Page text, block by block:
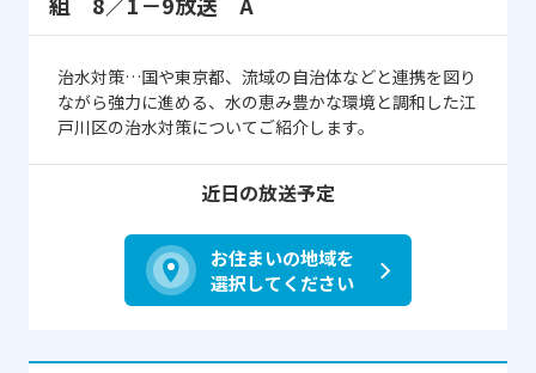
治水対策…国や東京都、流域の自治体などと連携を図り
ながら強力に進める、水の恵み豊かな環境と調和した江
戸川区の治水対策についてご紹介します。
近日の放送予定
お住まいの地域を
選択してください